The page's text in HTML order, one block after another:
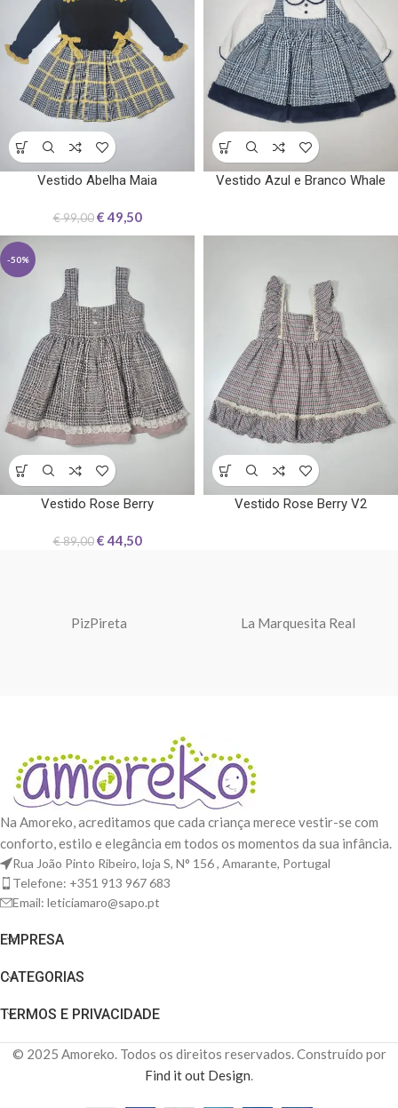
Vestido Abelha Maia
€99,00 €49,50
Vestido Azul e Branco Whale
-50%
Vestido Rose Berry
€89,00 €44,50
Vestido Rose Berry V2
PizPireta La Marquesita Real
Na Amoreko, acreditamos que cada criança merece vestir-se com
conforto, estilo e elegância em todos os momentos da sua infância.
Rua João Pinto Ribeiro, loja S, N° 156 , Amarante, Portugal
Telefone: +351 913 967 683
Email: leticiamaro@sapo.pt
EMPRESA
CATEGORIAS
TERMOS E PRIVACIDADE
© 2025 Amoreko. Todos os direitos reservados. Construído por
Find it out Design.